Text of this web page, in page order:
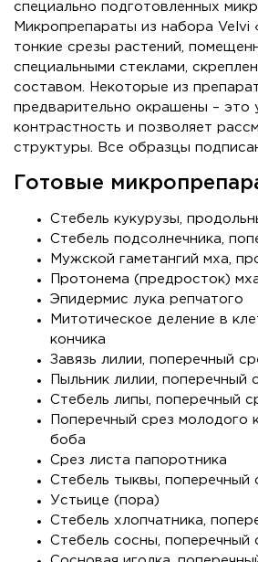
специально подготовленных
Микропрепараты из набора Velvi
тонкие срезы растений,
специальными стеклами,
составом. Некоторые из
предварительно окрашены – это
контрастность и позволяет
структуры. Все образцы
Готовые
Стебель кукурузы,
Стебель подсолнечника,
Мужской гаметангий мха,
Протонема (предросток)
Эпидермис лука репчатого
Митотическое деление в
кончика
Завязь лилии, поперечный
Пыльник лилии, поперечный
Стебель липы, поперечный
Поперечный срез молодого
боба
Срез листа папоротника
Стебель тыквы, поперечный
Устьице (пора)
Стебель хлопчатника,
Стебель сосны, поперечный